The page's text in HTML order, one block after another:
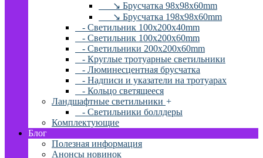
↘ Брусчатка 98x98x60mm
↘ Брусчатка 198x98x60mm
- Светильник 100x200x40mm
- Светильник 100x200x60mm
- Светильники 200x200x60mm
- Круглые тротуарные светильники
- Люминесцентная брусчатка
- Надписи и указатели на тротуарах
- Кольцо светящееся
Ландшафтные светильники +
- Светильники боллдеры
Комплектующие
Блог
Полезная информация
Анонсы новинок